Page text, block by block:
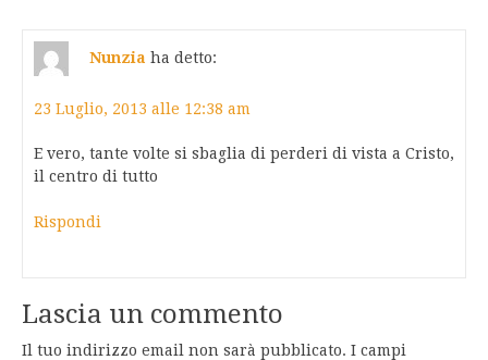
Nunzia ha detto:
23 Luglio, 2013 alle 12:38 am
E vero, tante volte si sbaglia di perderi di vista a Cristo,
il centro di tutto
Rispondi
Lascia un commento
Il tuo indirizzo email non sarà pubblicato. I campi